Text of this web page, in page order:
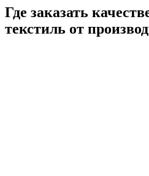
Где заказать
текстиль от